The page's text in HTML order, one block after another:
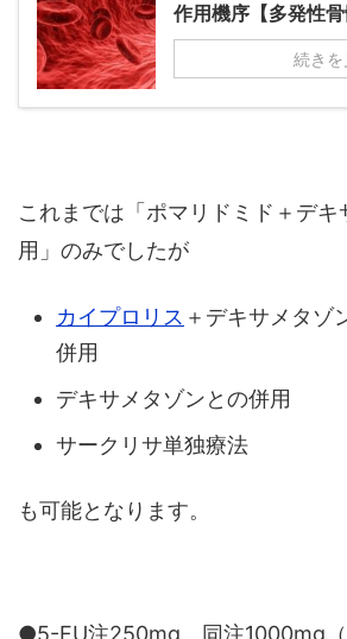
作用機序【多発性骨
続きを
これまでは「ポマリドミド＋デ
用」のみでしたが
カイプロリス ＋デキサメタゾ
併用
デキサメタゾンとの併用
サークリサ単独療法
も可能となります。